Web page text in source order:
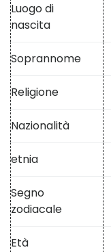
Luogo di
nascita
Soprannome
Religione
Nazionalità
etnia
Segno
zodiacale
Età